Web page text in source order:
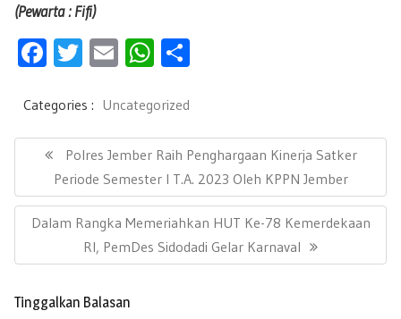
(Pewarta : Fifi)
F
e
b
oo
k
T
tt
er
E
ail
W
at
s
A
p
p
e
Categories : Uncategorized
N
g
i
o
P
R
E
V
U
Polres Jember Raih Penghargaan Kinerja Satker
Periode Semester I T.A. 2023 Oleh KPPN Jember
N
X
Dalam Rangka Memeriahkan HUT Ke-78 Kemerdekaan
RI, PemDes Sidodadi Gelar Karnaval
Tinggalkan Balasan